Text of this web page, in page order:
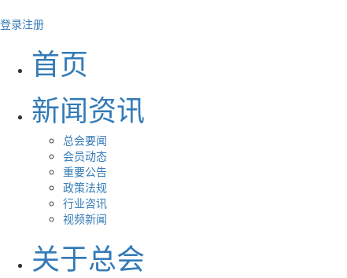
登录注册
首页
新闻资讯
总会要闻
会员动态
重要公告
政策法规
行业咨讯
视频新闻
关于总会